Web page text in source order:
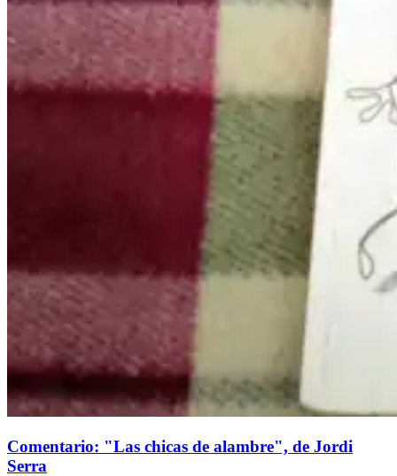
Comentario: "Las chicas de alambre", de Jordi
Serra